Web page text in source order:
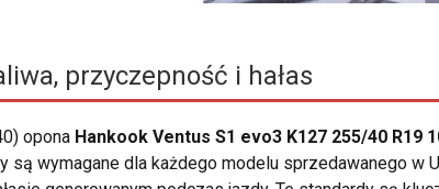
przyczepność i hałas
opona Hankook Ventus S1 evo3 K127 255/40 R19
są wymagane dla każdego modelu sprzedawanego w